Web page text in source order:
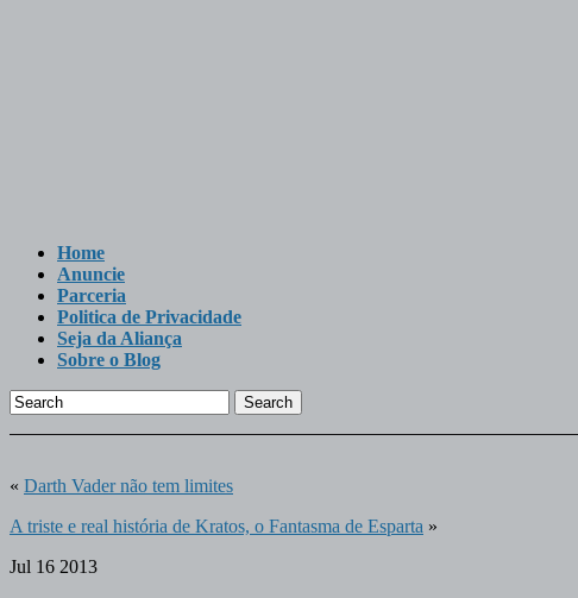
Home
Anuncie
Parceria
Politica de Privacidade
Seja da Aliança
Sobre o Blog
Search
« Darth Vader não tem limites
A triste e real história de Kratos, o Fantasma de Esparta »
Jul 16 2013